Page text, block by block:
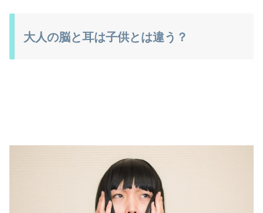
大人の脳と耳は子供とは違う？